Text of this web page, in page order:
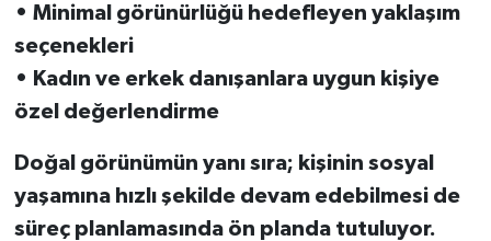
• Minimal görünürlüğü hedefleyen yaklaşım
seçenekleri
• Kadın ve erkek danışanlara uygun kişiye
özel değerlendirme
Doğal görünümün yanı sıra; kişinin sosyal
yaşamına hızlı şekilde devam edebilmesi de
süreç planlamasında ön planda tutuluyor.